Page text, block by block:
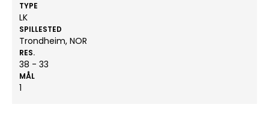
TYPE
LK
SPILLESTED
Trondheim, NOR
RES.
38 - 33
MÅL
1